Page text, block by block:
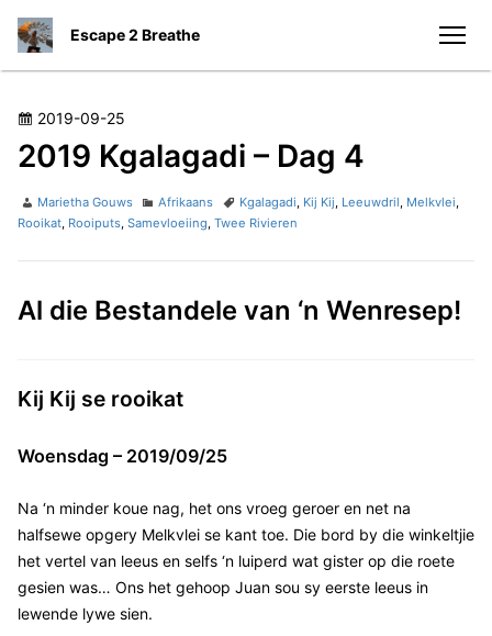
Escape 2 Breathe
P
o
s
t
e
n
2019-09-25
2019 Kgalagadi – Dag 4
A
u
h
r
Marietha Gouws
C
a
e
o
Afrikaans
T
a
s
Kgalagadi, Kij Kij, Leeuwdril, Melkvlei,
Rooikat, Rooiputs, Samevloeiing, Twee Rivieren
Al die Bestandele van ‘n Wenresep!
Kij Kij se rooikat
Woensdag – 2019/09/25
Na ‘n minder koue nag, het ons vroeg geroer en net na
halfsewe opgery Melkvlei se kant toe. Die bord by die winkeltjie
het vertel van leeus en selfs ‘n luiperd wat gister op die roete
gesien was… Ons het gehoop Juan sou sy eerste leeus in
lewende lywe sien.